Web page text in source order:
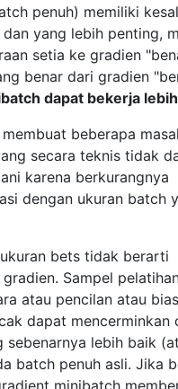
penuh) memiliki
yang lebih penting,
setia ke gradien
benar dari gradien
dapat bekerja
beberapa
secara teknis tidak
karena berkurangnya
dengan ukuran batch
bets tidak berarti
Sampel
atau pencilan atau
dapat mencerminkan
sebenarnya lebih baik
batch penuh asli. Jika
minibatch